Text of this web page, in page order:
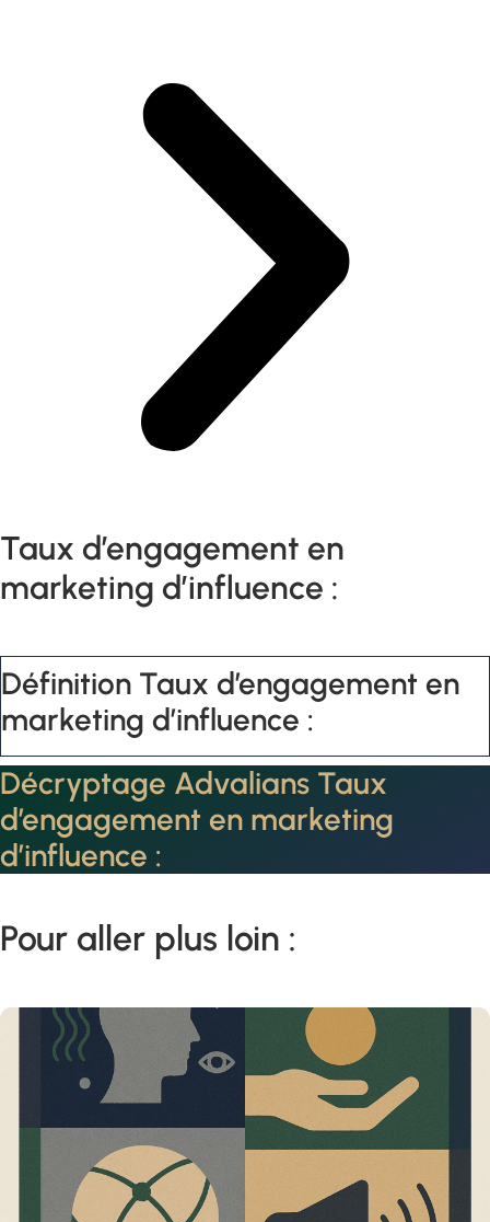
Taux d’engagement en
marketing d’influence :
Définition Taux d’engagement en
marketing d’influence :
Décryptage Advalians Taux
d’engagement en marketing
d’influence :
Pour aller plus loin :